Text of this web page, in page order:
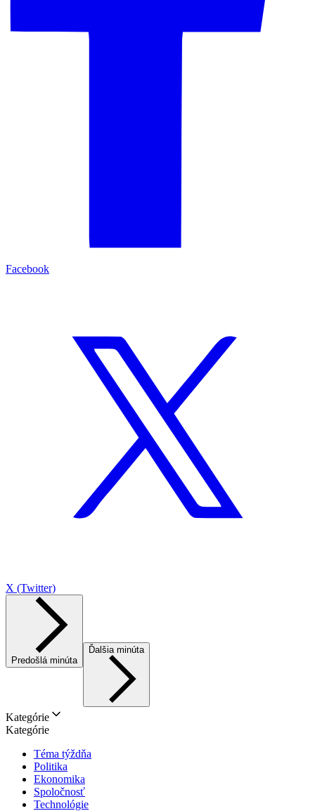
Facebook
X (Twitter)
Predošlá minúta
Ďalšia minúta
Kategórie
Kategórie
Téma týždňa
Politika
Ekonomika
Spoločnosť
Technológie